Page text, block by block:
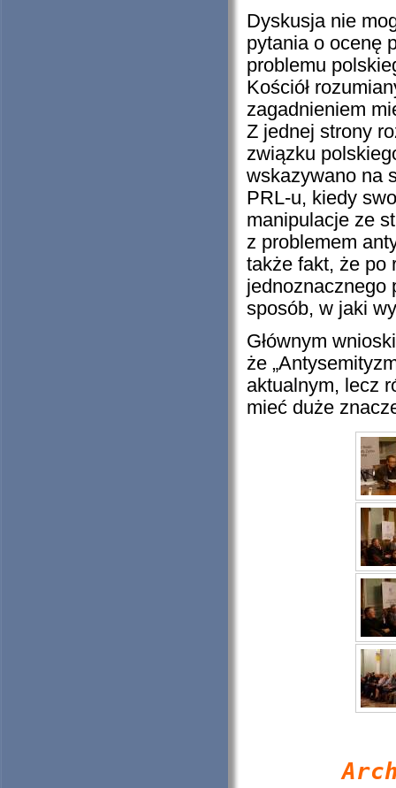
Dyskusja nie
pytania o ocenę
problemu
Kościół
zagadnieniem
Z jednej strony
związku
wskazywano na
PRL-u, kiedy
manipulacje ze
z problemem
także fakt, że po
jednoznacznego
sposób, w jaki
Głównym
że
aktualnym, lecz
mieć duże